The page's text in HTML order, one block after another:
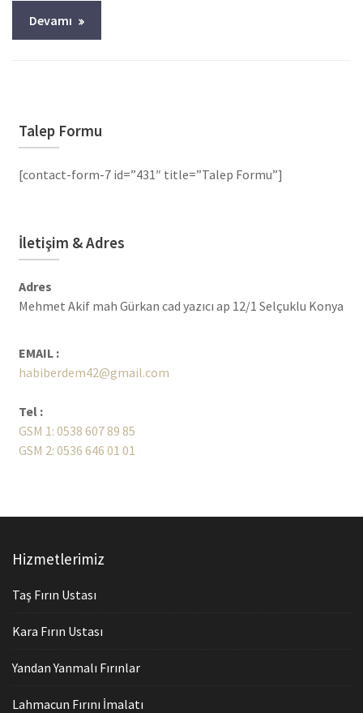
Devamı
Talep Formu
[contact-form-7 id=”431″ title=”Talep Formu”]
İletişim & Adres
Adres
Mehmet Akif mah Gürkan cad yazıcı ap 12/1 Selçuklu Konya
EMAIL :
habiberdem42@gmail.com
Tel :
GSM 1: 0538 607 89 85
GSM 2: 0536 646 01 01
Hizmetlerimiz
Taş Fırın Ustası
Kara Fırın Ustası
Yandan Yanmalı Fırınlar
Lahmacun Fırını İmalatı